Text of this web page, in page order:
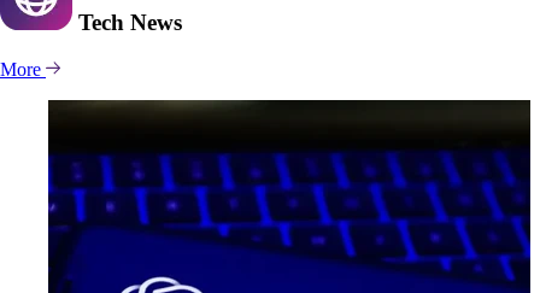
Tech News
More